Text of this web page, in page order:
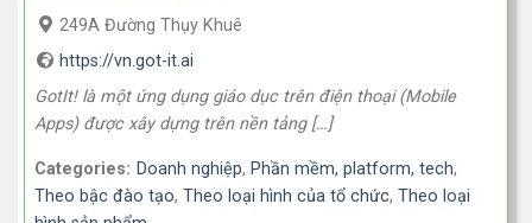
249A Đường Thụy Khuê
https://vn.got-it.ai
GotIt! là một ứng dụng giáo dục trên điện thoại (Mobile
Apps) được xây dựng trên nền tảng […]
Categories: Doanh nghiệp, Phần mềm, platform, tech,
Theo bậc đào tạo, Theo loại hình của tổ chức, Theo loại